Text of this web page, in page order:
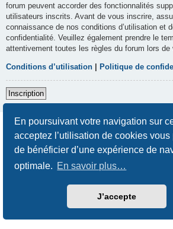
En poursuivant votre navigation sur
acceptez l’utilisation de cookies vous
de bénéficier d’une expérience de
optimale. En savoir plus…
J’accepte
forum peuvent accorder des fonctionnalités
utilisateurs inscrits. Avant de vous inscrire,
connaissance de nos conditions d’utilisation et
confidentialité. Veuillez également prendre le
attentivement toutes les règles du forum lors de
Conditions d’utilisation Politique de
Inscription
Développé par phpBB® Forum Software ©
Traduction française officielle
Prosilver New Edition
Confidentialité|Conditions